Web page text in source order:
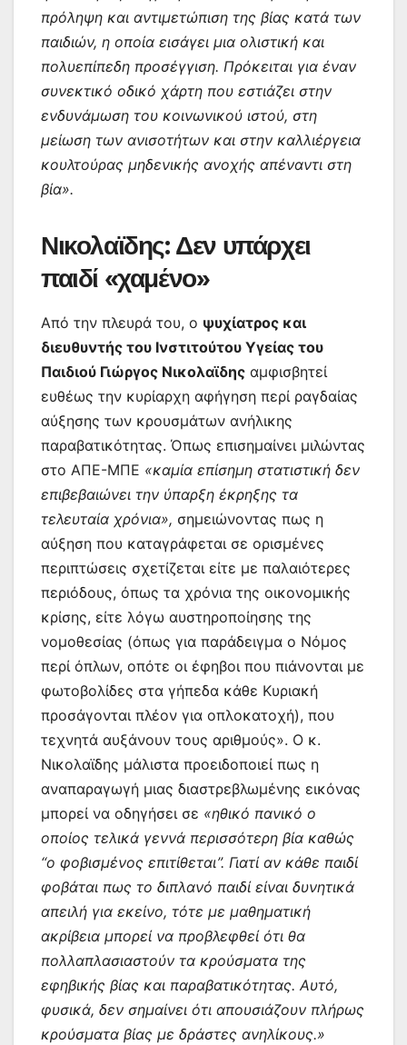
πρόληψη και αντιμετώπιση της βίας κατά των
παιδιών, η οποία εισάγει μια ολιστική και
πολυεπίπεδη προσέγγιση. Πρόκειται για έναν
συνεκτικό οδικό χάρτη που εστιάζει στην
ενδυνάμωση του κοινωνικού ιστού, στη
μείωση των ανισοτήτων και στην καλλιέργεια
κουλτούρας μηδενικής ανοχής απέναντι στη
βία».
Νικολαϊδης: Δεν υπάρχει
παιδί «χαμένο»
Από την πλευρά του, ο ψυχίατρος και
διευθυντής του Ινστιτούτου Υγείας του
Παιδιού Γιώργος Νικολαϊδης αμφισβητεί
ευθέως την κυρίαρχη αφήγηση περί ραγδαίας
αύξησης των κρουσμάτων ανήλικης
παραβατικότητας. Όπως επισημαίνει μιλώντας
στο ΑΠΕ-ΜΠΕ «καμία επίσημη στατιστική δεν
επιβεβαιώνει την ύπαρξη έκρηξης τα
τελευταία χρόνια», σημειώνοντας πως η
αύξηση που καταγράφεται σε ορισμένες
περιπτώσεις σχετίζεται είτε με παλαιότερες
περιόδους, όπως τα χρόνια της οικονομικής
κρίσης, είτε λόγω αυστηροποίησης της
νομοθεσίας (όπως για παράδειγμα ο Νόμος
περί όπλων, οπότε οι έφηβοι που πιάνονται με
φωτοβολίδες στα γήπεδα κάθε Κυριακή
προσάγονται πλέον για οπλοκατοχή), που
τεχνητά αυξάνουν τους αριθμούς». Ο κ.
Νικολαϊδης μάλιστα προειδοποιεί πως η
αναπαραγωγή μιας διαστρεβλωμένης εικόνας
μπορεί να οδηγήσει σε «ηθικό πανικό ο
οποίος τελικά γεννά περισσότερη βία καθώς
“ο φοβισμένος επιτίθεται”. Γιατί αν κάθε παιδί
φοβάται πως το διπλανό παιδί είναι δυνητικά
απειλή για εκείνο, τότε με μαθηματική
ακρίβεια μπορεί να προβλεφθεί ότι θα
πολλαπλασιαστούν τα κρούσματα της
εφηβικής βίας και παραβατικότητας. Αυτό,
φυσικά, δεν σημαίνει ότι απουσιάζουν πλήρως
κρούσματα βίας με δράστες ανηλίκους.»